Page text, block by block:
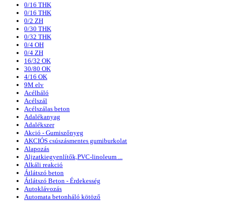
0/16 THK
0/16 THK
0/2 ZH
0/30 THK
0/32 THK
0/4 OH
0/4 ZH
16/32 OK
30/80 OK
4/16 OK
9M elv
Acélháló
Acélszál
Acélszálas beton
Adalékanyag
Adalékszer
Akció - Gumiszőnyeg
AKCIÓS csúszásmentes gumiburkolat
Alapozás
Aljzatkiegyenlítők,PVC-linoleum ...
Alkáli reakció
Átlátszó beton
Átlátszó Beton - Érdekesség
Autoklávozás
Automata betonháló kötöző